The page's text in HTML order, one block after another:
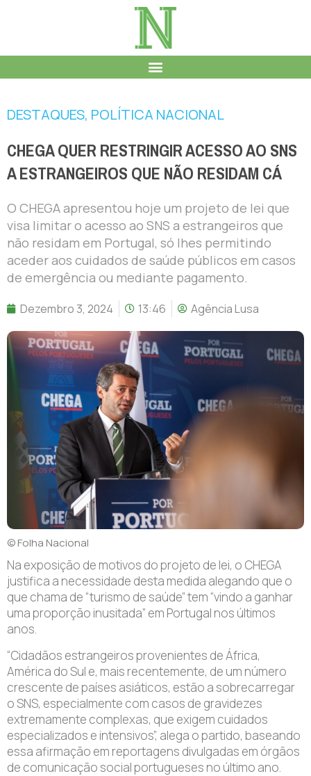
DESTAQUES, POLÍTICA NACIONAL
CHEGA QUER RESTRINGIR ACESSO AO SNS
A ESTRANGEIROS QUE NÃO RESIDAM CÁ
O CHEGA apresentou hoje um projeto de lei que
visa limitar o acesso ao SNS a estrangeiros que
não residam em Portugal, só lhes permitindo
aceder aos cuidados de saúde públicos em casos
de emergência ou mediante pagamento.
Dezembro 3, 2024 13:46 Agência Lusa
© Folha Nacional
Na exposição de motivos do projeto de lei, o CHEGA
justifica a necessidade desta medida alegando que o
que chama de “turismo de saúde” tem “vindo a ganhar
uma proporção inusitada” em Portugal nos últimos
anos.
“Cidadãos estrangeiros provenientes de África,
América do Sul e, mais recentemente, de um número
crescente de países asiáticos, estão a sobrecarregar
o SNS, especialmente com casos de gravidezes
extremamente complexas, que exigem cuidados
especializados e intensivos”, alega o partido, baseando
essa afirmação em reportagens divulgadas em órgãos
de comunicação social portugueses no último ano.